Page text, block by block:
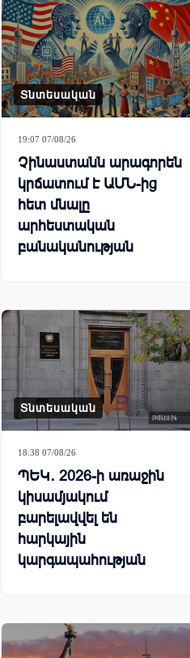
Տնտեսական
19:07 07/08/26
Չինաստանն արագորեն
կրճատում է ԱՄՆ-ից
հետ մնալը
արհեստական
բանականության
Տնտեսական
18:38 07/08/26
ՊԵԿ․ 2026-ի առաջին
կիսամյակում
բարելավվել են
հարկային
կարգապահության